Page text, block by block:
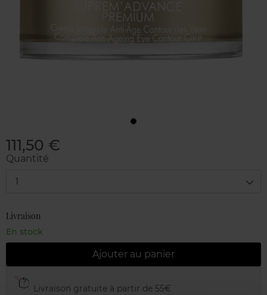
111,50 €
Quantité
1
Livraison
En stock
Ajouter au panier
Livraison gratuite à partir de 55€